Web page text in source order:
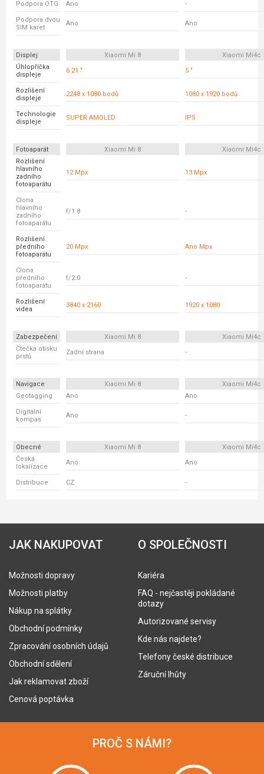
Podpora OTG Ano -
Podpora dvou
SIM karet
Ano Ano
Displej Xiaomi Mi 8
Xiaomi Mi4c
Úhlopříčka
displeje
6.21 " 5 "
Rozlišení
displeje
2248 x 1080 bodů 1080 x 1920 bodů
Technologie
displeje
SUPER AMOLED IPS
Fotoaparát Xiaomi Mi 8
Xiaomi Mi4c
Rozlišení
hlavního
zadního
fotoaparátu
12 Mpx 13 Mpx
Clona
hlavního
zadního
fotoaparátu
f/1.8 -
Rozlišení
předního
fotoaparátu
20 Mpx Ano Mpx
Clona
předního
fotoaparátu
f/2.0 -
Rozlišení
videa
3840 x 2160 1920 x 1080
Zabezpečení Xiaomi Mi 8
Xiaomi Mi4c
Čtečka otisku
prstů
Zadní strana -
Navigace Xiaomi Mi 8
Xiaomi Mi4c
Geotagging
Ano Ano
Digitální
kompas
Ano -
Obecné Xiaomi Mi 8
Xiaomi Mi4c
Česká
lokalizace
Ano Ano
Distribuce CZ -
JAK NAKUPOVAT
Možnosti dopravy
Možnosti platby
Nákup na splátky
Obchodní podmínky
Zpracování osobních údajů
Obchodní sdělení
Jak reklamovat zboží
Cenová poptávka
O SPOLEČNOSTI
Kariéra
FAQ - nejčastěji pokládané
dotazy
Autorizované servisy
Kde nás najdete?
Telefony české distribuce
Záruční lhůty
PROČ S NÁMI?